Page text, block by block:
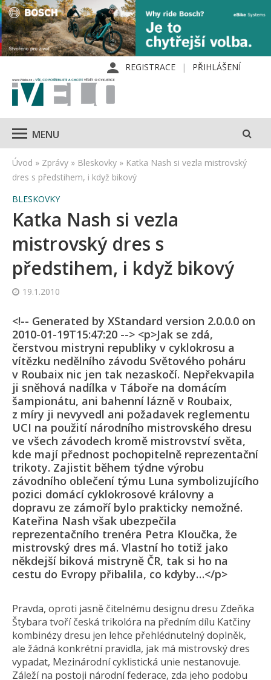
REGISTRACE PŘIHLÁŠENÍ
MENU
Úvod » Zprávy » Bleskovky » Katka Nash si vezla mistrovský
dres s předstihem, i když bikový
BLESKOVKY
Katka Nash si vezla
mistrovský dres s
předstihem, i když bikový
19.1.2010
<!-- Generated by XStandard version 2.0.0.0 on
2010-01-19T15:47:20 --> <p>Jak se zdá,
čerstvou mistryni republiky v cyklokrosu a
vítězku nedělního závodu Světového poháru
v Roubaix nic jen tak nezaskočí. Nepřekvapila
ji sněhová nadílka v Táboře na domácím
šampionátu, ani bahenní lázně v Roubaix,
z míry ji nevyvedl ani požadavek reglementu
UCI na použití národního mistrovského dresu
ve všech závodech kromě mistrovství světa,
kde mají přednost pochopitelně reprezentační
trikoty. Zajistit během týdne výrobu
závodního oblečení týmu Luna symbolizujícího
pozici domácí cyklokrosové královny a
dopravu ze zámoří bylo prakticky nemožné.
Kateřina Nash však ubezpečila
reprezentačního trenéra Petra Kloučka, že
mistrovský dres má. Vlastní ho totiž jako
někdejší biková mistryně ČR, tak si ho na
cestu do Evropy přibalila, co kdyby…</p>
Pravda, oproti jasně čitelnému designu dresu Zdeňka
Štybara tvoří česká trikolóra na předním dílu Katčiny
kombinézy dresu jen lehce přehlédnutelný doplněk,
ale žádná konkrétní pravidla, jak má mistrovský dres
vypadat, Mezinárodní cyklistická unie nestanovuje.
Záleží na postoji národní federace, zda jeho podobu